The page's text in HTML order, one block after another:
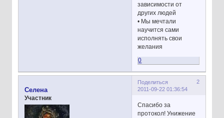
зависимости от
других людей
• Мы мечтали
научится сами
исполнять свои
желания
0
Поделиться
2
2011-09-22 01:36:54
Селена
Участник
Спасибо за
протокол! Унижение